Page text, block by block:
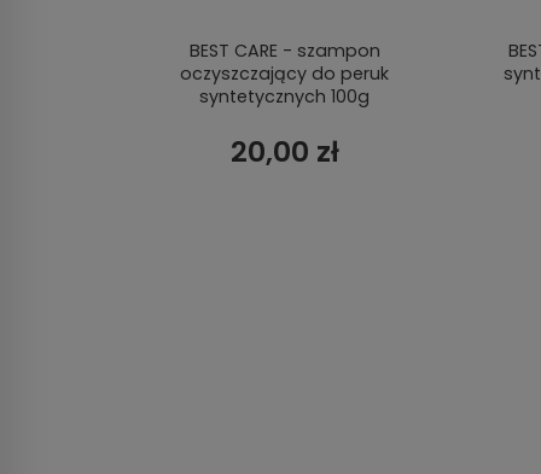
BEST CARE - szampon
oczyszczający do peruk
syntetycznych 100g
20,00 zł